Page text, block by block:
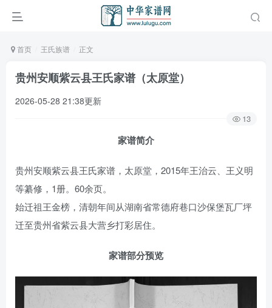
首页 王氏族谱 正文
贵州安顺紫云县王氏家谱（太原堂）
2026-05-28 21:38更新
13
家谱简介
贵州安顺紫云县王氏家谱，太原堂，2015年王治云、王义明
等纂修，1册。60余页。
始迁祖王金榜，清朝年间从湖南省常德府巷口沙保堡瓦厂坪
迁至贵州省紫云县大营乡打彩居住。
家谱部分预览